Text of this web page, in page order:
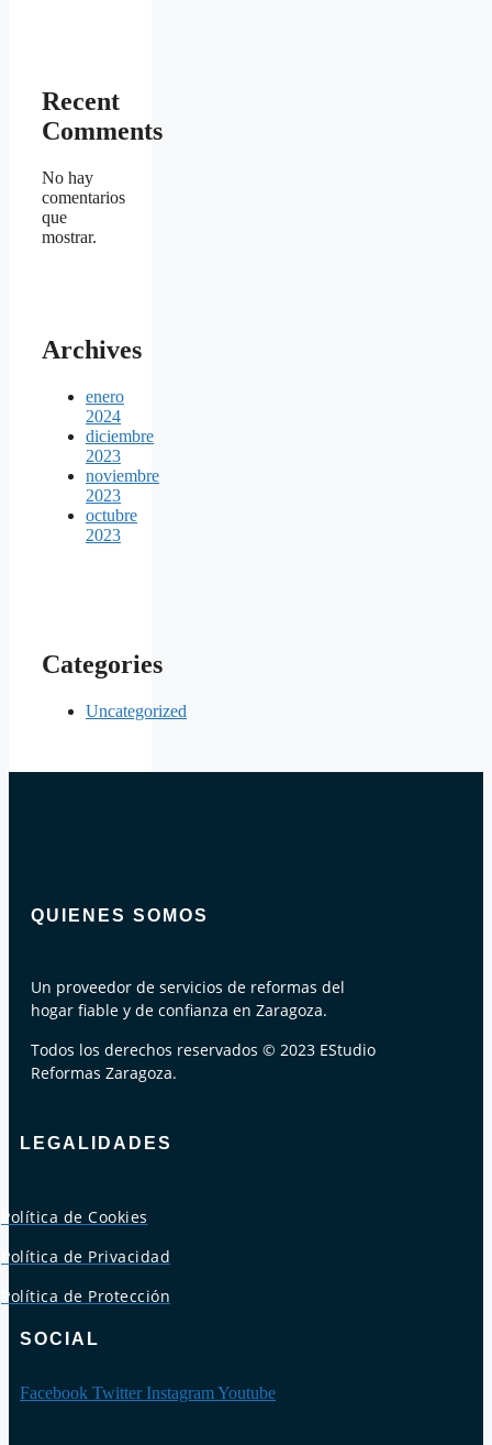
Recent
Comments
No hay
comentarios
que
mostrar.
Archives
enero
2024
diciembre
2023
noviembre
2023
octubre
2023
Categories
Uncategorized
QUIENES SOMOS
Un proveedor de servicios de reformas del
hogar fiable y de confianza en Zaragoza.
Todos los derechos reservados © 2023 EStudio
Reformas Zaragoza.
LEGALIDADES
Política de Cookies
Política de Privacidad
Política de Protección
SOCIAL
Facebook Twitter InstagramYoutube